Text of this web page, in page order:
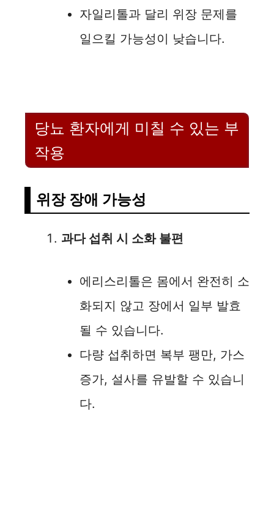
자일리톨과 달리 위장 문제를
일으킬 가능성이 낮습니다.
당뇨 환자에게 미칠 수 있는 부
작용
위장 장애 가능성
과다 섭취 시 소화 불편
에리스리톨은 몸에서 완전히 소
화되지 않고 장에서 일부 발효
될 수 있습니다.
다량 섭취하면 복부 팽만, 가스
증가, 설사를 유발할 수 있습니
다.